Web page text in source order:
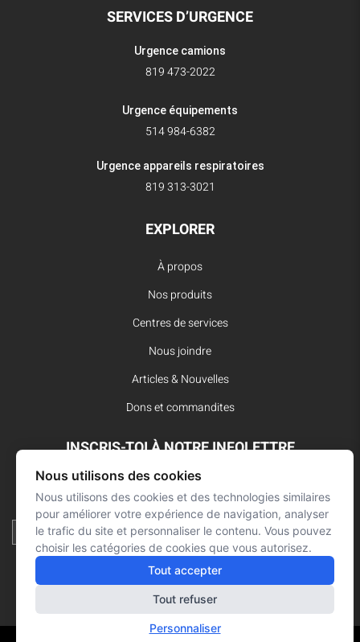
SERVICES D’URGENCE
Urgence camions
819 473-2022
Urgence équipements
514 984-6382
Urgence appareils respiratoires
819 313-3021
EXPLORER
À propos
Nos produits
Centres de services
Nous joindre
Articles & Nouvelles
Dons et commandites
INSCRIS-TOI À NOTRE INFOLETTRE
Reste à l’affût des dernières innovations pour vos interventions
d’urgence et ne manque aucune nouvelle de L’Arsenal.
Nous utilisons des cookies
Nous utilisons des cookies et des technologies similaires
pour améliorer votre expérience de navigation, analyser
le trafic du site et personnaliser le contenu. Vous pouvez
choisir les catégories de cookies que vous autorisez.
Tout accepter
Tout refuser
Personnaliser